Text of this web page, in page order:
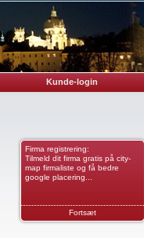
Kunde-login
Firma registrering:
Tilmeld dit firma gratis på city-
map firmaliste og få bedre
google placering...
Fortsæt